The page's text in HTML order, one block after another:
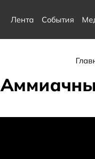
Лента События